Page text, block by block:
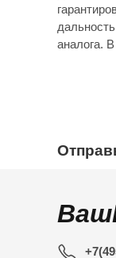
аналога.